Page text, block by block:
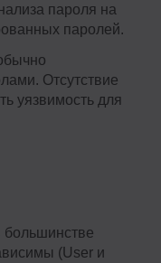
пароля на
паролей.
Отсутствие
уязвимость для
большинстве
(User и